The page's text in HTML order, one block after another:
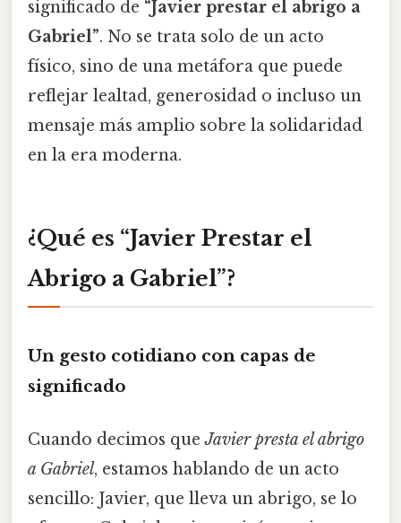
significado de “Javier prestar el abrigo a
Gabriel”. No se trata solo de un acto
físico, sino de una metáfora que puede
reflejar lealtad, generosidad o incluso un
mensaje más amplio sobre la solidaridad
en la era moderna.
¿Qué es “Javier Prestar el
Abrigo a Gabriel”?
Un gesto cotidiano con capas de
significado
Cuando decimos queJavier presta el abrigo
a Gabriel, estamos hablando de un acto
sencillo: Javier, que lleva un abrigo, se lo